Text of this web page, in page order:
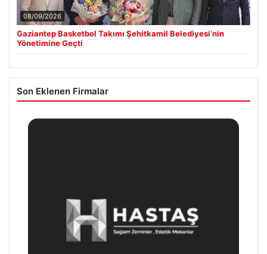
08/09/2026
Gaziantep Basketbol Takımı Şehitkamil Belediyesi’nin
Yönetimine Geçti
Son Eklenen Firmalar